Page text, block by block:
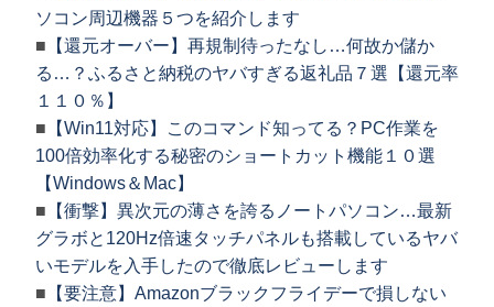
ソコン周辺機器５つを紹介します
■ 【還元オーバー】再規制待ったなし…何故か儲か
る…？ふるさと納税のヤバすぎる返礼品７選【還元率
１１０％】
■ 【Win11対応】このコマンド知ってる？PC作業を
100倍効率化する秘密のショートカット機能１０選
【Windows＆Mac】
■ 【衝撃】異次元の薄さを誇るノートパソコン…最新
グラボと120Hz倍速タッチパネルも搭載しているヤバ
いモデルを入手したので徹底レビューします
■ 【要注意】Amazonブラックフライデーで損しない